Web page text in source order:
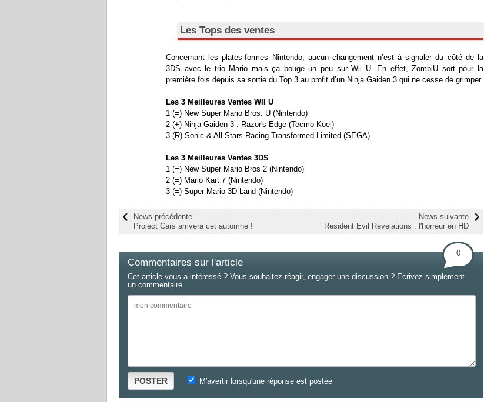
Les Tops des ventes
Concernant les plates-formes Nintendo, aucun changement n’est à signaler du côté de la
3DS avec le trio Mario mais ça bouge un peu sur Wii U. En effet, ZombiU sort pour la
première fois depuis sa sortie du Top 3 au profit d’un Ninja Gaiden 3 qui ne cesse de grimper.
Les 3 Meilleures Ventes WII U
1 (=) New Super Mario Bros. U (Nintendo)
2 (+) Ninja Gaiden 3 : Razor's Edge (Tecmo Koei)
3 (R) Sonic & All Stars Racing Transformed Limited (SEGA)
Les 3 Meilleures Ventes 3DS
1 (=) New Super Mario Bros 2 (Nintendo)
2 (=) Mario Kart 7 (Nintendo)
3 (=) Super Mario 3D Land (Nintendo)
News suivante
Resident Evil Revelations : l'horreur en HD
News précédente
Project Cars arrivera cet automne !
Commentaires sur l'article
0
Cet article vous a intéressé ? Vous souhaitez réagir, engager une discussion ? Ecrivez simplement
un commentaire.
POSTER M'avertir lorsqu'une réponse est postée